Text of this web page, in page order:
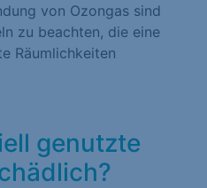
von Ozongas sind
zu beachten, die eine
Räumlichkeiten
genutzte